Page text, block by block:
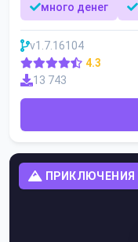
много денег
v1.7.16104
4.3
13 743
ПРИКЛЮЧЕНИЯ